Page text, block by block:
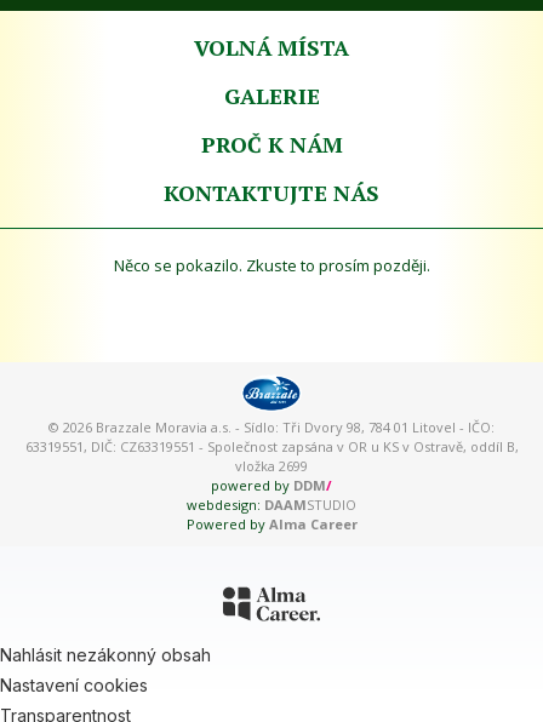
VOLNÁ MÍSTA
GALERIE
PROČ K NÁM
KONTAKTUJTE NÁS
Něco se pokazilo. Zkuste to prosím později.
© 2026 Brazzale Moravia a.s. - Sídlo: Tři Dvory 98, 784 01 Litovel - IČO:
63319551, DIČ: CZ63319551 - Společnost zapsána v OR u KS v Ostravě, oddíl B,
vložka 2699
powered by DDM/
webdesign: DAAMSTUDIO
Powered by Alma Career
Nahlásit nezákonný obsah
Nastavení cookies
Transparentnost